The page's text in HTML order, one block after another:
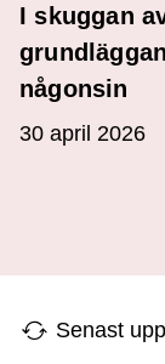
I skuggan
någonsin
30 april 2026
Senast